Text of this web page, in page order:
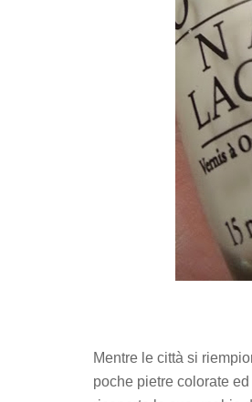
Mentre le città si
poche pietre colorate